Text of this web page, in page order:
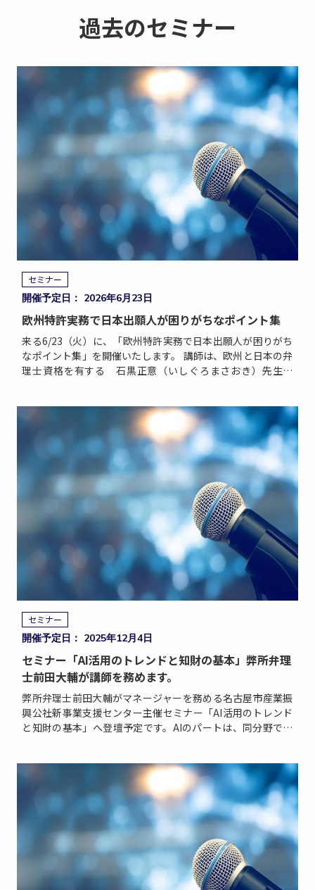
過去のセミナー
セミナー
開催予定日： 2026年6月23日
欧州特許実務で日本出願人が困りがちなポイント集
来る6/23（火）に、「欧州特許実務で日本出願人が困りがち
なポイント集」を開催いたします。 講師は、欧州と日本の弁
理士資格を有する 石黒正意（いしぐろまさおき）先生で
セミナー
開催予定日： 2025年12月4日
セミナー「AI活用のトレンドと知財の基本」弊所弁理
士前田大輔が講師を務めます。
弊所弁理士前田大輔がマネージャーを務める名古屋市産業振
興公社新事業支援センター主催セミナー「AI活用のトレンド
と知財の基本」へ登壇予定です。AIのパートは、同分野では